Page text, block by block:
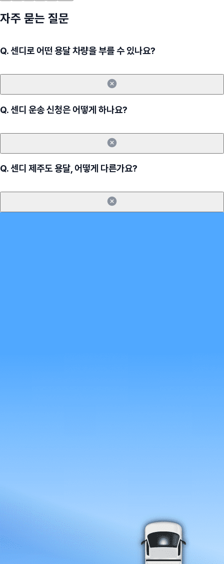
자주 묻는 질문
Q.센디로 어떤 용달 차량을 부를 수 있나요?
Q.센디 운송 신청은 어떻게 하나요?
Q.센디 제주도 용달, 어떻게 다른가요?